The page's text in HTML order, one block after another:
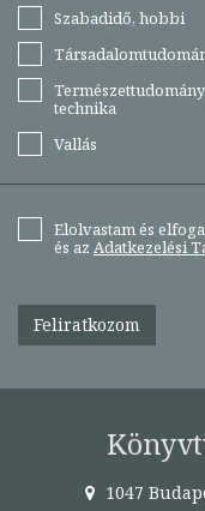
Szabadidő, hobbi
Természettudomány,
technika
Vallás
Elolvastam és
és az Adatkezelési
Feliratkozom
1047